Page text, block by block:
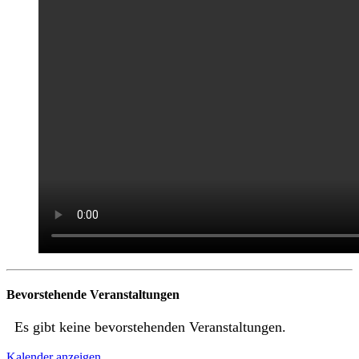
Bevorstehende Veranstaltungen
Es gibt keine bevorstehenden Veranstaltungen.